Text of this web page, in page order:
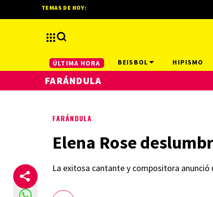
FARÁNDULA
Elena Rose
La exitosa cantante y compositora anunció
TEMAS DE HOY:
ÚLTIMA HORA BEISBOL HIPISMO
FARÁNDULA